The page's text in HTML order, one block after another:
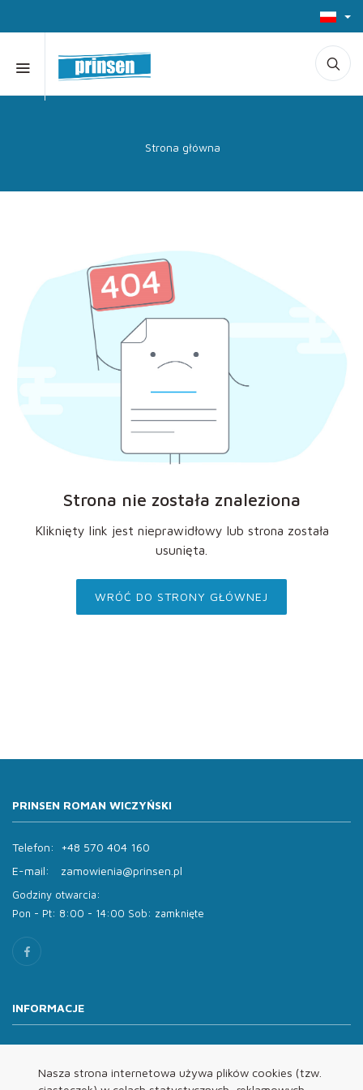
Nasza strona internetowa używa plików cookies (tzw.
Strona główna
Strona nie została znaleziona
Kliknięty link jest nieprawidłowy lub strona została
usunięta.
WRÓĆ DO STRONY GŁÓWNEJ
PRINSEN ROMAN WICZYŃSKI
Telefon:
+48 570 404 160
E-mail:
zamowienia@prinsen.pl
Godziny otwarcia:
Pon - Pt: 8:00 - 14:00 Sob: zamknięte
INFORMACJE
Oferta